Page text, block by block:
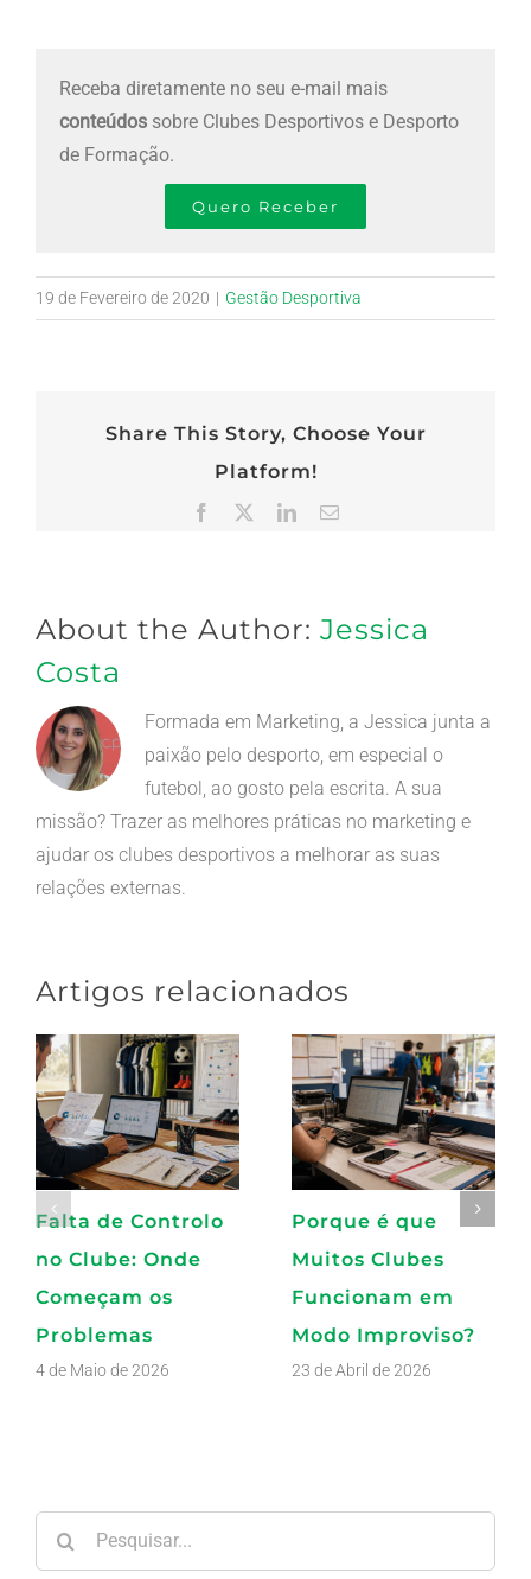
Receba diretamente no seu e-mail mais
conteúdos sobre Clubes Desportivos e Desporto
de Formação.
Quero Receber
19 de Fevereiro de 2020 | Gestão Desportiva
Share This Story, Choose Your
Platform!
Facebook LinkedInEmail
About the Author: Jessica
Costa
Formada em Marketing, a Jessica junta a
paixão pelo desporto, em especial o
futebol, ao gosto pela escrita. A sua
missão? Trazer as melhores práticas no marketing e
ajudar os clubes desportivos a melhorar as suas
relações externas.
Artigos relacionados
Falta de Controlo
no Clube: Onde
Começam os
Problemas
4 de Maio de 2026
Porque é que
Muitos Clubes
Funcionam em
Modo Improviso?
23 de Abril de 2026